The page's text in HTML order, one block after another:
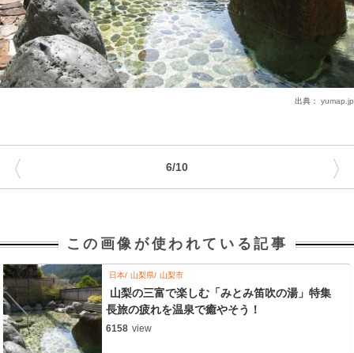
出典： yumap.jp
6/10
〈 〉
この画像が使われている記事
日本 山梨県 山梨市
山梨の三富で楽しむ「みとみ笛吹の湯」特集
長旅の疲れを温泉で癒やそう！
6158 view